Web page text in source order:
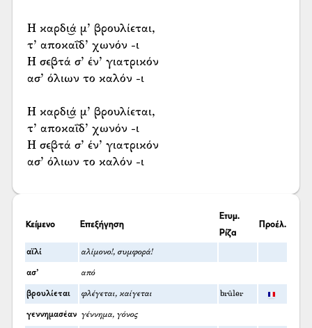
Η καρδι͜ά μ’ βρουλίεται,
τ’ αποκαΐδ’ χωνόν -ι
Η σεβτά σ’ έν’ γιατρικόν
ασ’ όλιων το καλόν -ι
Η καρδι͜ά μ’ βρουλίεται,
τ’ αποκαΐδ’ χωνόν -ι
Η σεβτά σ’ έν’ γιατρικόν
ασ’ όλιων το καλόν -ι
Κείμενο Επεξήγηση
Ετυμ.
Ρίζα
Προέλ.
αϊλί αλίμονο!, συμφορά!
ασ’ από
βρουλίεται φλέγεται, καίγεται brûler
γεννημασέαν γέννημα, γόνος